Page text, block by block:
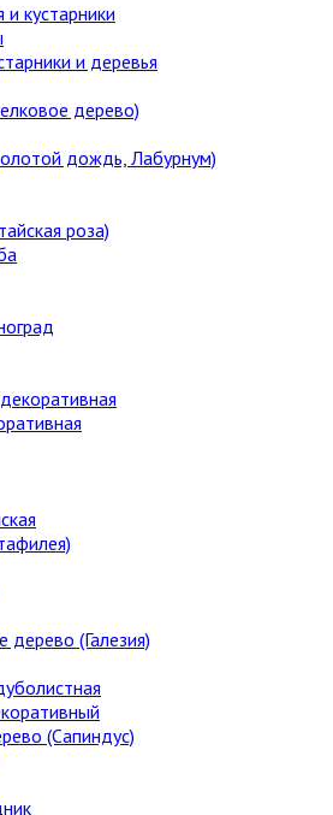
кустарники
и деревья
дерево)
дождь, Лабурнум)
роза)
(Галезия)
(Сапиндус)